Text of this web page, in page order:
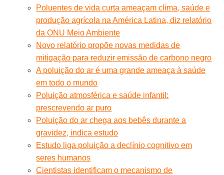
Poluentes de vida curta ameaçam clima, saúde e
produção agrícola na América Latina, diz relatório
da ONU Meio Ambiente
Novo relatório propõe novas medidas de
mitigação para reduzir emissão de carbono negro
A poluição do ar é uma grande ameaça à saúde
em todo o mundo
Poluição atmosférica e saúde infantil:
prescrevendo ar puro
Poluição do ar chega aos bebês durante a
gravidez, indica estudo
Estudo liga poluição a declínio cognitivo em
seres humanos
Cientistas identificam o mecanismo de